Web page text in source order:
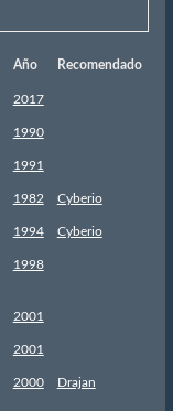
Año Recomendado
2017
1990
1991
1982 Cyberio
1994 Cyberio
1998
2001
2001
2000 Drajan